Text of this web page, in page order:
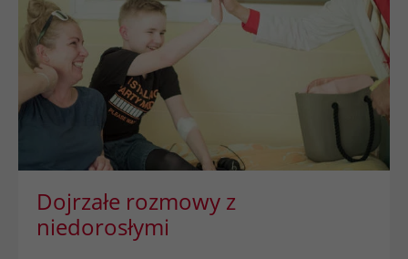
Dojrzałe rozmowy z
niedorosłymi